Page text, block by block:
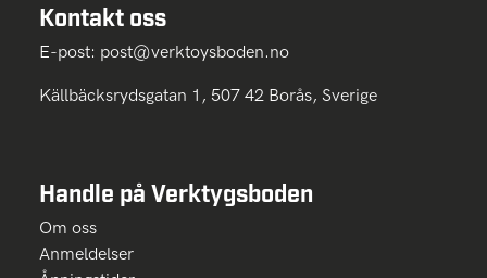
Kontakt oss
E-post: post@verktoysboden.no
Källbäcksrydsgatan 1, 507 42 Borås, Sverige
Handle på Verktygsboden
Om oss
Anmeldelser